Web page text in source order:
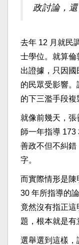
政討論，還
去年 12 月就民
士學位。就算倫
出證據，只因
的民眾受影響
的下三濫手段複
就像前幾天，
師一年指導 173
善政不但不糾錯
字。
而實際情形是陳
30 年所指導的
竟然沒有指正
題，根本就是有
選舉選到這樣，